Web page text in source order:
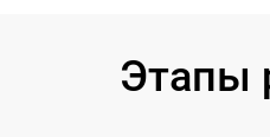
Этапы